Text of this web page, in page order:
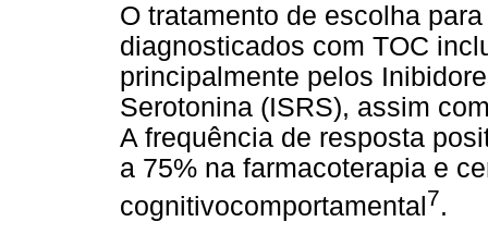
O tratamento de escolha
diagnosticados com TOC
principalmente pelos
Serotonina (ISRS), assim
A frequência de resposta
a 75% na farmacoterapia e
cognitivocomportamental7.